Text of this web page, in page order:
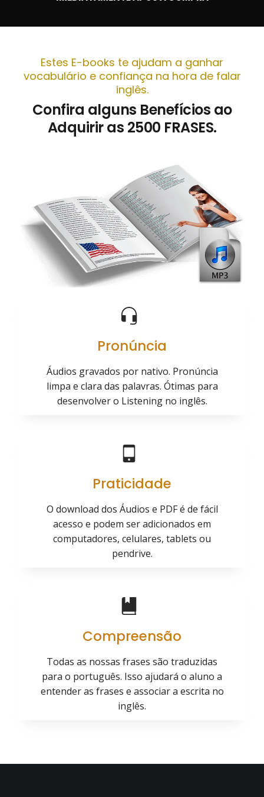
Estes E-books te ajudam a ganhar
vocabulário e confiança na hora de falar
inglês.
Confira alguns Benefícios ao
Adquirir as 2500 FRASES.
Pronúncia
Áudios gravados por nativo. Pronúncia
limpa e clara das palavras. Ótimas para
desenvolver o Listening no inglês.
Praticidade
O download dos Áudios e PDF é de fácil
acesso e podem ser adicionados em
computadores, celulares, tablets ou
pendrive.
Compreensão
Todas as nossas frases são traduzidas
para o português. Isso ajudará o aluno a
entender as frases e associar a escrita no
inglês.